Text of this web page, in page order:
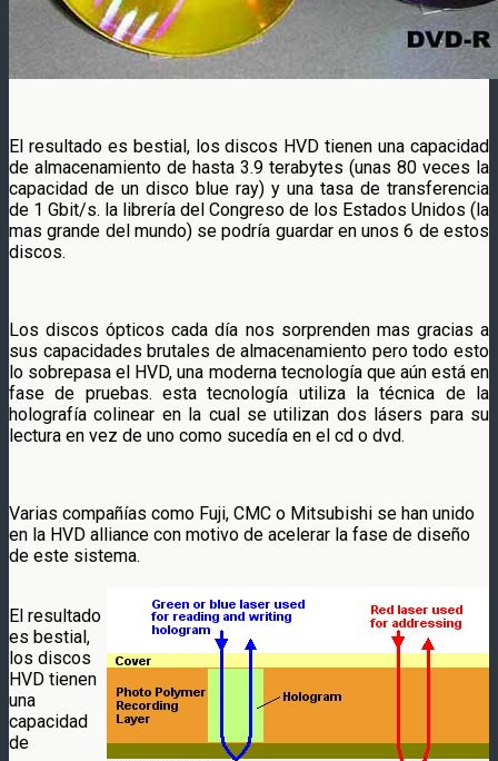
El resultado es bestial, los discos HVD tienen una capacidad
de almacenamiento de hasta 3.9 terabytes (unas 80 veces la
capacidad de un disco blue ray) y una tasa de transferencia
de 1 Gbit/s. la librería del Congreso de los Estados Unidos (la
mas grande del mundo) se podría guardar en unos 6 de estos
discos.
Los discos ópticos cada día nos sorprenden mas gracias a
sus capacidades brutales de almacenamiento pero todo esto
lo sobrepasa el HVD, una moderna tecnología que aún está en
fase de pruebas. esta tecnología utiliza la técnica de la
holografía colinear en la cual se utilizan dos lásers para su
lectura en vez de uno como sucedía en el cd o dvd.
Varias compañías como Fuji, CMC o Mitsubishi se han unido
en la HVD alliance con motivo de acelerar la fase de diseño
de este sistema.
El resultado
es bestial,
los discos
HVD tienen
una
capacidad
de